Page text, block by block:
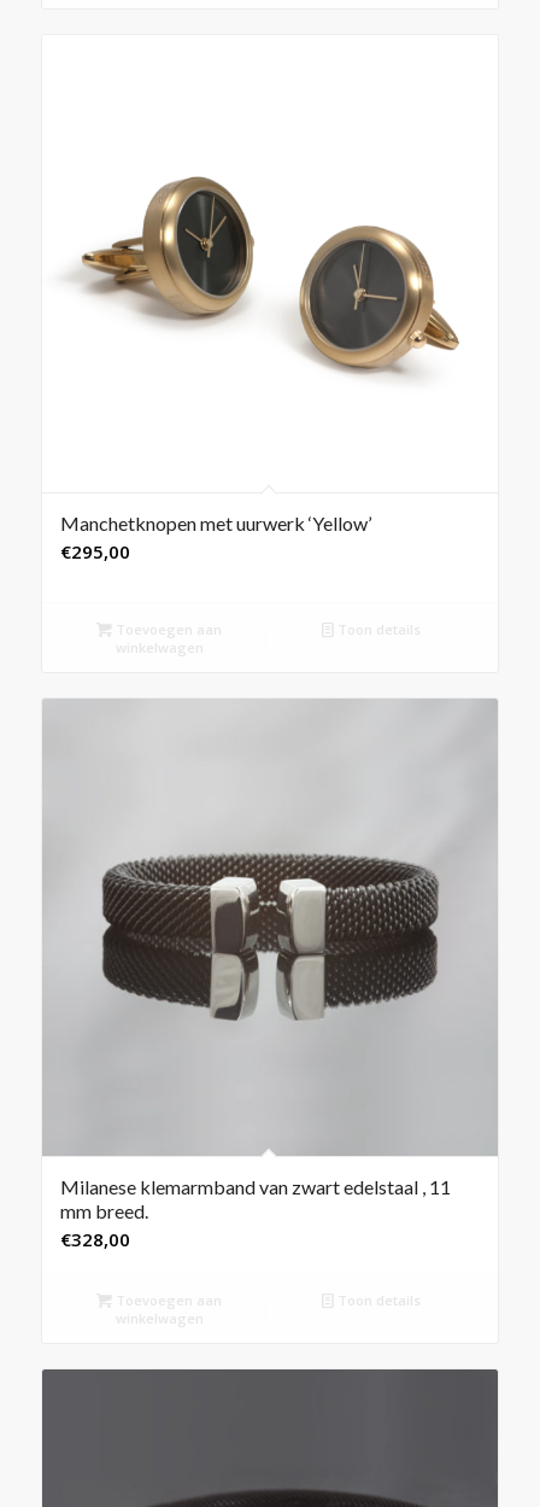
Manchetknopen met uurwerk ‘Yellow’
€295,00
Toevoegen aan
winkelwagen
Toon details
Milanese klemarmband van zwart edelstaal , 11
mm breed.
€328,00
Toevoegen aan
winkelwagen
Toon details